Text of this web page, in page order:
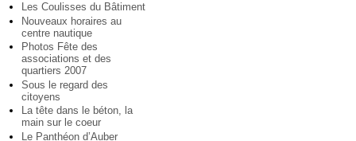
Les Coulisses du Bâtiment
Nouveaux horaires au
centre nautique
Photos Fête des
associations et des
quartiers 2007
Sous le regard des
citoyens
La tête dans le béton, la
main sur le coeur
Le Panthéon d’Auber